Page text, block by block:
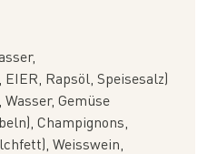
Rapsöl, Speisesalz)
Gemüse
Champignons,
Weisswein,